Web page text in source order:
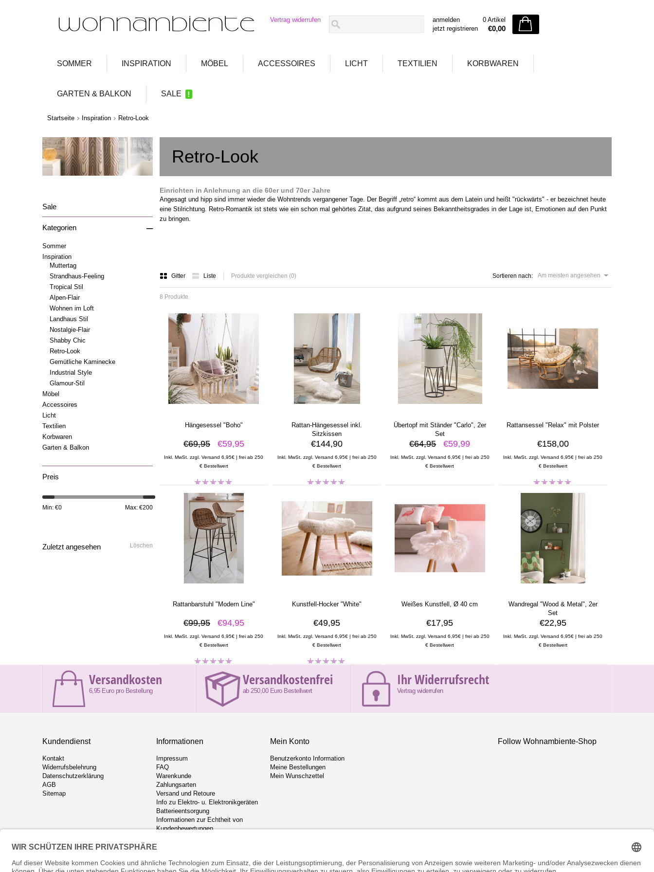
Vertrag widerrufen
anmelden
jetzt registrieren
0 Artikel
€0,00
SOMMER INSPIRATION MÖBEL ACCESSOIRES LICHT TEXTILIEN KORBWAREN
GARTEN & BALKON SALE
Startseite Inspiration Retro-Look
Retro-Look
Einrichten in Anlehnung an die 60er und 70er Jahre
Angesagt und hipp sind immer wieder die Wohntrends vergangener Tage. Der Begriff „retro“ kommt aus dem Latein und heißt "rückwärts" - er bezeichnet heute
eine Stilrichtung. Retro-Romantik ist stets wie ein schon mal gehörtes Zitat, das aufgrund seines Bekanntheitsgrades in der Lage ist, Emotionen auf den Punkt
zu bringen.
Gitter Liste Produkte vergleichen (0) Sortieren nach: Am meisten angesehen
8 Produkte
Hängesessel "Boho"
€69,95 €59,95
Inkl. MwSt. zzgl. Versand 6,95€ | frei ab 250
€ Bestellwert
Rattan-Hängesessel inkl.
Sitzkissen
€144,90
Inkl. MwSt. zzgl. Versand 6,95€ | frei ab 250
€ Bestellwert
Übertopf mit Ständer "Carlo", 2er
Set
€64,95 €59,99
Inkl. MwSt. zzgl. Versand 6,95€ | frei ab 250
€ Bestellwert
Rattansessel "Relax" mit Polster
€158,00
Inkl. MwSt. zzgl. Versand 6,95€ | frei ab 250
€ Bestellwert
Rattanbarstuhl "Modern Line"
€99,95 €94,95
Inkl. MwSt. zzgl. Versand 6,95€ | frei ab 250
€ Bestellwert
Kunstfell-Hocker "White"
€49,95
Inkl. MwSt. zzgl. Versand 6,95€ | frei ab 250
€ Bestellwert
Weißes Kunstfell, Ø 40 cm
€17,95
Inkl. MwSt. zzgl. Versand 6,95€ | frei ab 250
€ Bestellwert
Wandregal "Wood & Metal", 2er
Set
€22,95
Inkl. MwSt. zzgl. Versand 6,95€ | frei ab 250
€ Bestellwert
Sale
Kategorien –
Sommer
Inspiration
Muttertag
Strandhaus-Feeling
Tropical Stil
Alpen-Flair
Wohnen im Loft
Landhaus Stil
Nostalgie-Flair
Shabby Chic
Retro-Look
Gemütliche Kaminecke
Industrial Style
Glamour-Stil
Möbel
Accessoires
Licht
Textilien
Korbwaren
Garten & Balkon
Preis
Min: €0 Max: €200
Zuletzt angesehen Löschen
Versandkosten
6,95 Euro pro Bestellung
Versandkostenfrei
ab 250,00 Euro Bestellwert
Ihr Widerrufsrecht
Vertrag widerrufen
Kundendienst
Kontakt
Widerrufsbelehrung
Datenschutzerklärung
AGB
Sitemap
Informationen
Impressum
FAQ
Warenkunde
Zahlungsarten
Versand und Retoure
Info zu Elektro- u. Elektronikgeräten
Batterieentsorgung
Informationen zur Echtheit von
Kundenbewertungen
Mein Konto
Benutzerkonto Information
Meine Bestellungen
Mein Wunschzettel
Follow Wohnambiente-Shop